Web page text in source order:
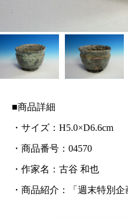
■商品詳細
・サイズ：H5.0×D6.6cm
・商品番号：04570
・作家名：古谷 和也
・商品紹介：「週末特別